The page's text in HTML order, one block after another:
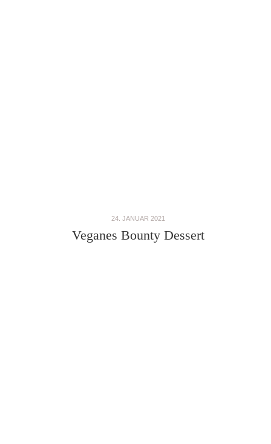
24. JANUAR 2021
Veganes Bounty Dessert